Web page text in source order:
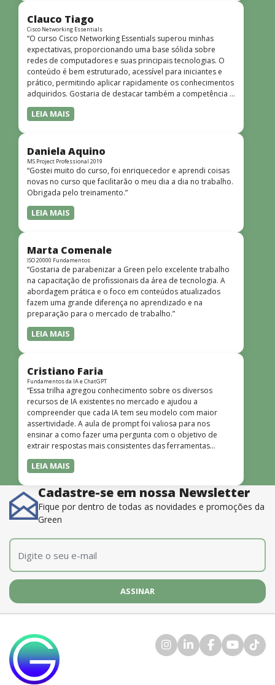
Clauco Tiago
Cisco Networking Essentials
“O curso Cisco Networking Essentials superou minhas
expectativas, proporcionando uma base sólida sobre
redes de computadores e suas principais tecnologias. O
conteúdo é bem estruturado, acessível para iniciantes e
prático, permitindo aplicar rapidamente os conhecimentos
adquiridos. Gostaria de destacar também a competência e
o conhecimento técnico do instrutor Peterson, que
demonstrou total domínio do assunto e soube explicar
dinâmicas e envolventes. Recomendo o curso para todos
que desejam iniciar ou aprofundar seus conhecimentos em
redes!”
LEIA MAIS
Daniela Aquino
MS Project Professional 2019
“Gostei muito do curso, foi enriquecedor e aprendi coisas
novas no curso que facilitarão o meu dia a dia no trabalho.
Obrigada pelo treinamento.”
LEIA MAIS
Marta Comenale
ISO 20000 Fundamentos
“Gostaria de parabenizar a Green pelo excelente trabalho
na capacitação de profissionais da área de tecnologia. A
abordagem prática e o foco em conteúdos atualizados
fazem uma grande diferença no aprendizado e na
preparação para o mercado de trabalho.”
LEIA MAIS
Cristiano Faria
Fundamentos da IA e ChatGPT
“Essa trilha agregou conhecimento sobre os diversos
recursos de IA existentes no mercado e ajudou a
compreender que cada IA tem seu modelo com maior
assertividade. A aula de prompt foi valiosa para nos
ensinar a como fazer uma pergunta com o objetivo de
extrair respostas mais consistentes das ferramentas
disponíveis. O instrutor também é muito bom, além de
dominar o conteúdo, possui uma didática que incentiva o
LEIA MAIS
Cadastre-se em nossa Newsletter
Fique por dentro de todas as novidades e promoções da
Green
E-mail